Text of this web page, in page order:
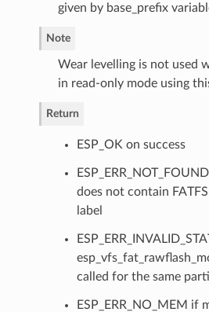
given by base_prefix
Note
Wear levelling is not used
in read-only mode using
Return
ESP_OK on success
does not contain
label
called for the same
ESP_ERR_NO_MEM if